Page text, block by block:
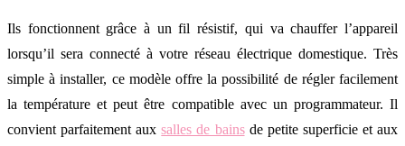
Ils fonctionnent grâce à un fil résistif, qui va chauffer l’appareil
lorsqu’il sera connecté à votre réseau électrique domestique. Très
simple à installer, ce modèle offre la possibilité de régler facilement
la température et peut être compatible avec un programmateur. Il
convient parfaitement auxsalles de bainsde petite superficie et aux